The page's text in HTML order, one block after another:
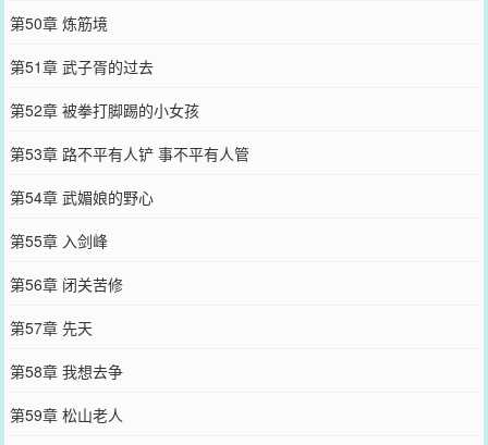
第50章 炼筋境
第51章 武子胥的过去
第52章 被拳打脚踢的小女孩
第53章 路不平有人铲 事不平有人管
第54章 武媚娘的野心
第55章 入剑峰
第56章 闭关苦修
第57章 先天
第58章 我想去争
第59章 松山老人